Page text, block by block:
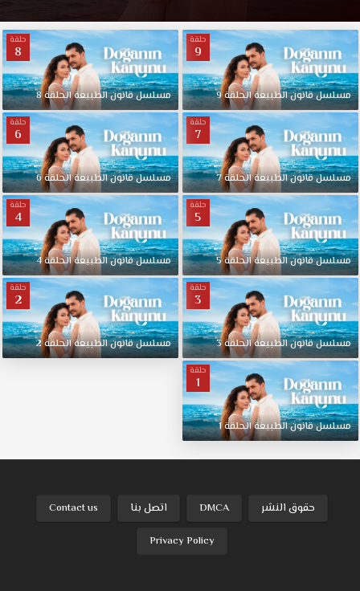
حلقة
9
مسلسل قانون الطبيعة الحلقة 9
حلقة
8
مسلسل قانون الطبيعة الحلقة 8
حلقة
7
مسلسل قانون الطبيعة الحلقة 7
حلقة
6
مسلسل قانون الطبيعة الحلقة 6
حلقة
5
مسلسل قانون الطبيعة الحلقة 5
حلقة
4
مسلسل قانون الطبيعة الحلقة 4
حلقة
3
مسلسل قانون الطبيعة الحلقة 3
حلقة
2
مسلسل قانون الطبيعة الحلقة 2
حلقة
1
مسلسل قانون الطبيعة الحلقة 1
حقوق النشر DMCA اتصل بنا Contact us
Privacy Policy